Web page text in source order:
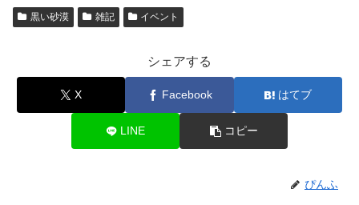
黒い砂漠 雑記 イベント
シェアする
X Facebook はてブ
LINE コピー
ぴんふ